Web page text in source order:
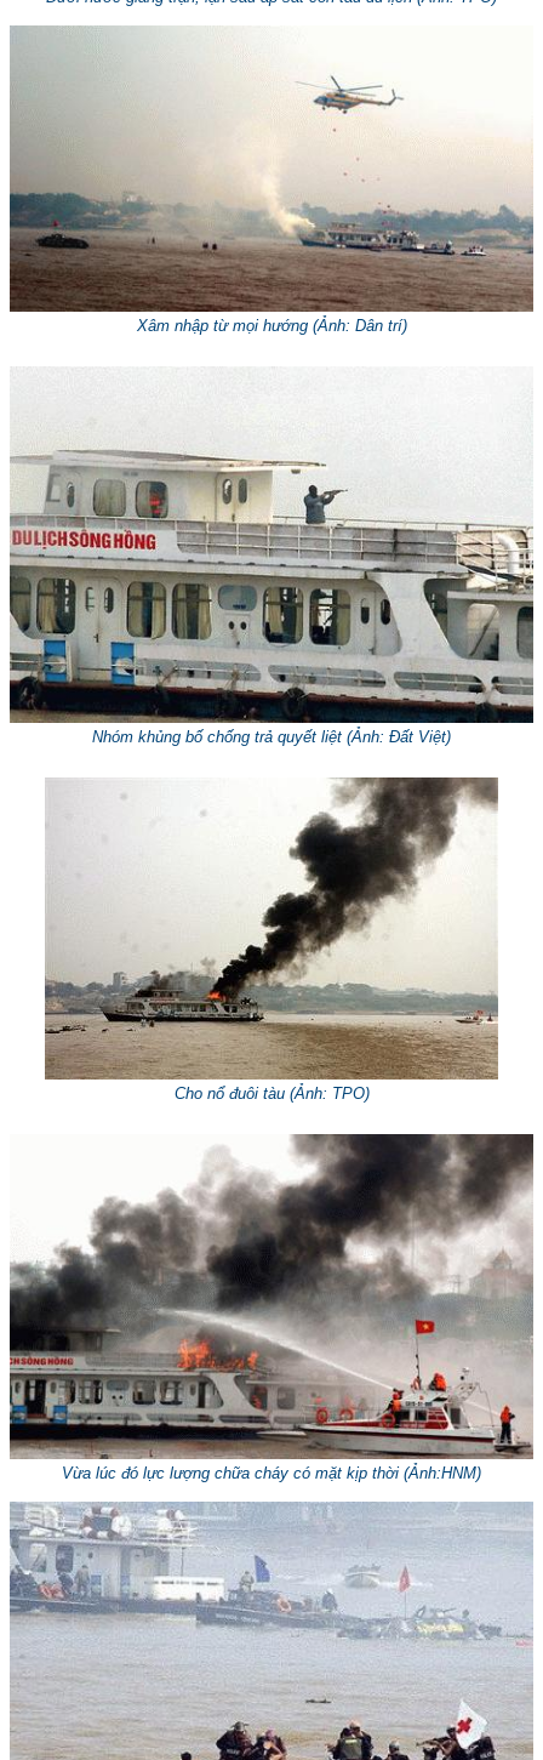
Xâm nhập từ mọi hướng (Ảnh: Dân trí)
Nhóm khủng bố chống trả quyết liệt (Ảnh: Đất Việt)
Cho nổ đuôi tàu (Ảnh: TPO)
Vừa lúc đó lực lượng chữa cháy có mặt kịp thời (Ảnh:HNM)